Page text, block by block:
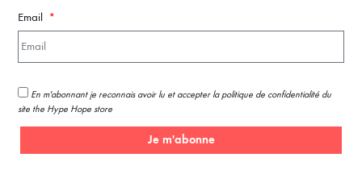
Email
En m'abonnant je reconnais avoir lu et accepter la politique de confidentialité du
site the Hype Hope store
Je m'abonne